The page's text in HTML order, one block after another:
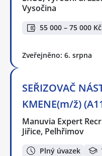
Vysočina
55 000 – 75 000 Kč
Zveřejněno: 6. srpna
SEŘIZOVAČ
KMENE(m/ž)
Manuvia Expert
Jiřice, Pelhřimov
Plný úvazek